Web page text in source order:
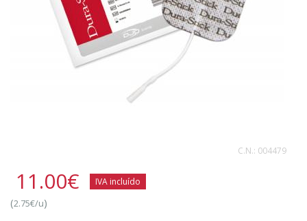
C.N.: 004479
11.00€ IVA incluído
(2.75€/u)